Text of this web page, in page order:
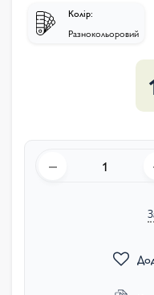
Колір:
Разнокольоровий